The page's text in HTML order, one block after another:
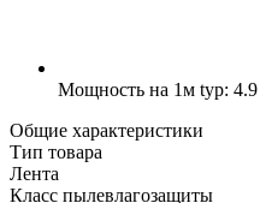
Мощность на 1м typ:
Общие характеристики
Тип товара
Лента
Класс пылевлагозащиты